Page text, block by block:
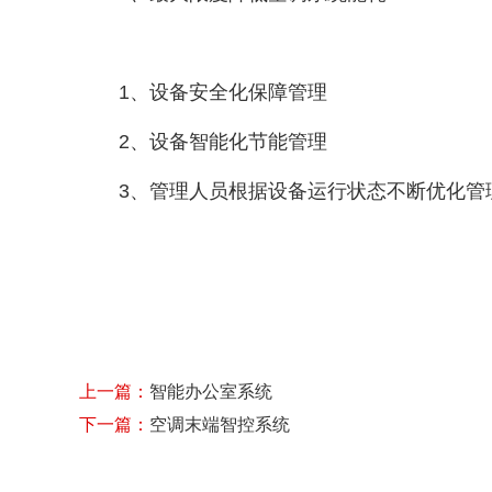
1、设备安全化保障管理
2、设备智能化节能管理
3、管理人员根据设备运行状态不断优化管
上一篇： 智能办公室系统
下一篇： 空调末端智控系统